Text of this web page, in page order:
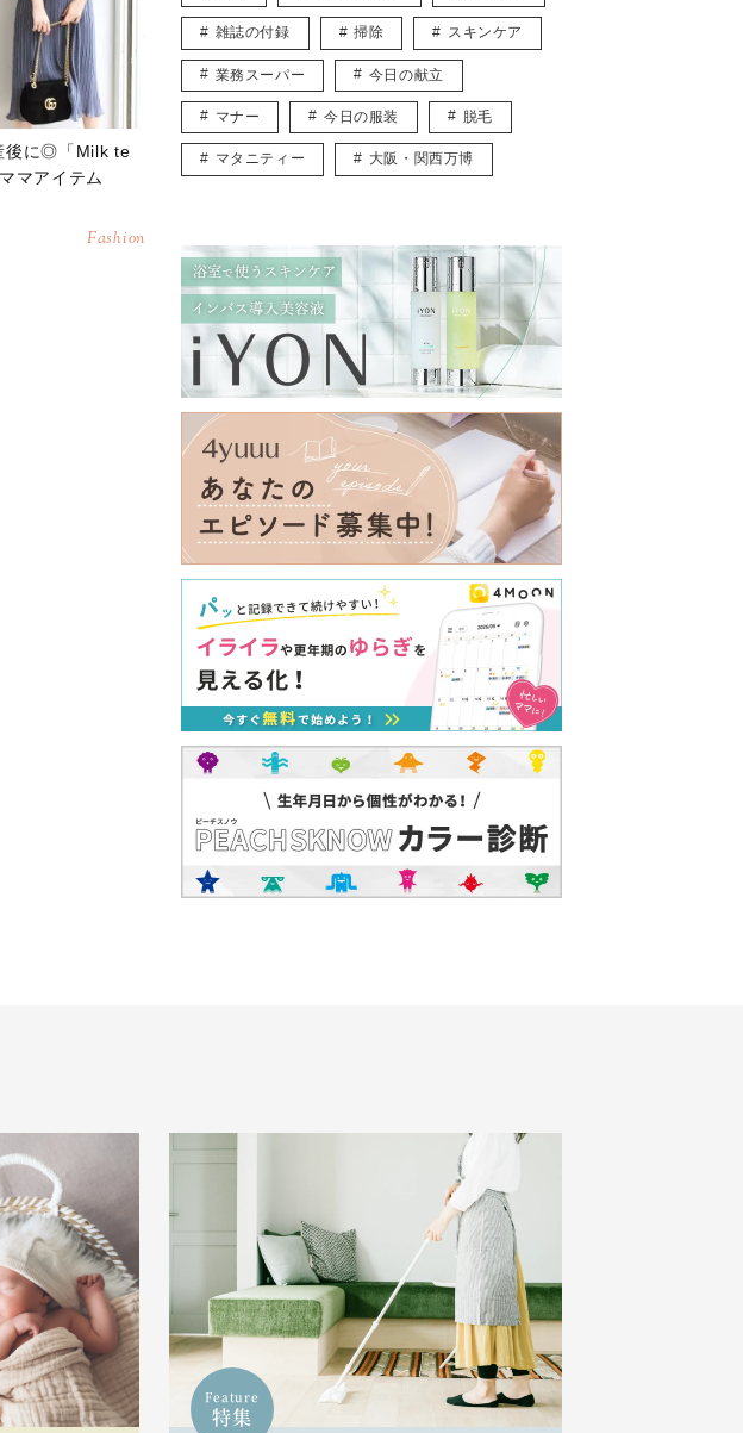
後に◎「Milk te
マアイテム
Fashion
雑誌の付録 掃除 スキンケア
業務スーパー 今日の献立
マナー 今日の服装 脱毛
マタニティー 大阪・関西万博
Feature
特集